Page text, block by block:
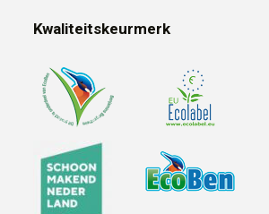
Kwaliteitskeurmerk